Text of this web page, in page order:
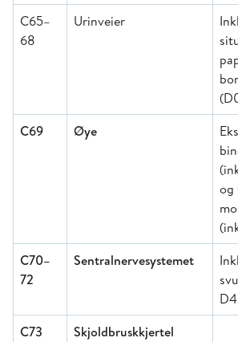
C65–
68
Urinveier
C69
Øye
og
C70–
72
Sentralnervesystemet
C73
Skjoldbruskkjertel